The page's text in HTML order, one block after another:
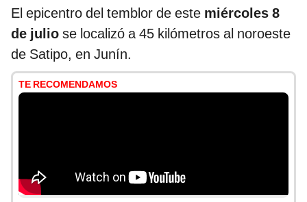
El epicentro del temblor de este miércoles 8
de julio se localizó a 45 kilómetros al noroeste
de Satipo, en Junín.
TE RECOMENDAMOS